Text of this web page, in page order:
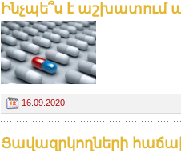
Ինչպե՞ս է աշխատում
16.09.2020
Ցավազրկողների